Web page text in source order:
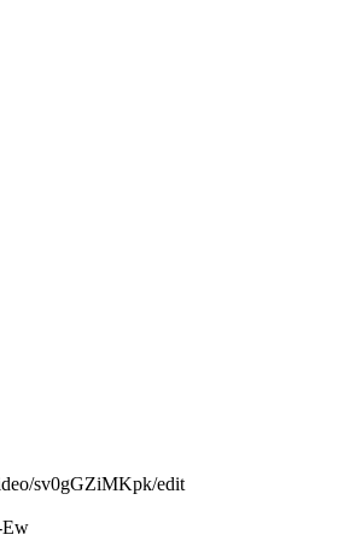
video/sv0gGZiMKpk/edit
Ew